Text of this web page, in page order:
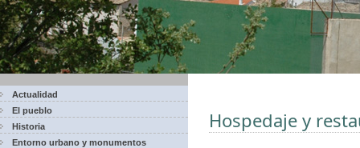
Actualidad
El pueblo
Historia
Entorno urbano y monumentos
Hospedaje y